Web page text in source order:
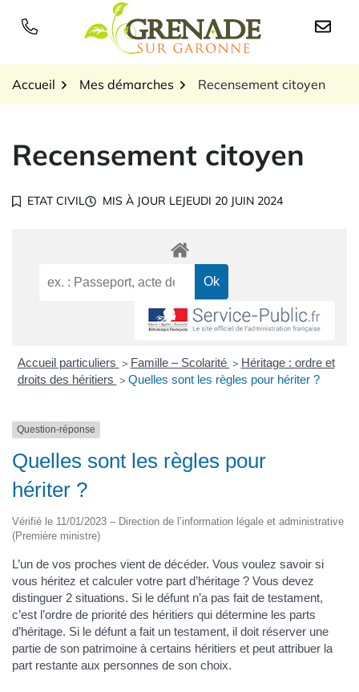
Logo Grenade sur
Accueil Mes démarches Recensement citoyen
Recensement citoyen
ETAT CIVIL MIS À JOUR LEJEUDI 20 JUIN 2024
Accueil particuliers > Famille – Scolarité > Héritage : ordre et
droits des héritiers > Quelles sont les règles pour hériter ?
Question-réponse
Quelles sont les règles pour
hériter ?
Vérifié le 11/01/2023 – Direction de l’information légale et administrative
(Première ministre)
L’un de vos proches vient de décéder. Vous voulez savoir si
vous héritez et calculer votre part d’héritage ? Vous devez
distinguer 2 situations. Si le défunt n’a pas fait de testament,
c’est l’ordre de priorité des héritiers qui détermine les parts
d’héritage. Si le défunt a fait un testament, il doit réserver une
partie de son patrimoine à certains héritiers et peut attribuer la
part restante aux personnes de son choix.